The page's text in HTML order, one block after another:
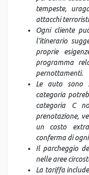
tempeste,
attacchi
Ogni cliente
l’itinerario
proprie
programma
pernottamenti.
Le auto sono
categoria
categoria C
prenotazione,
un costo
conferma di
Il parcheggio
nelle aree
La tariffa